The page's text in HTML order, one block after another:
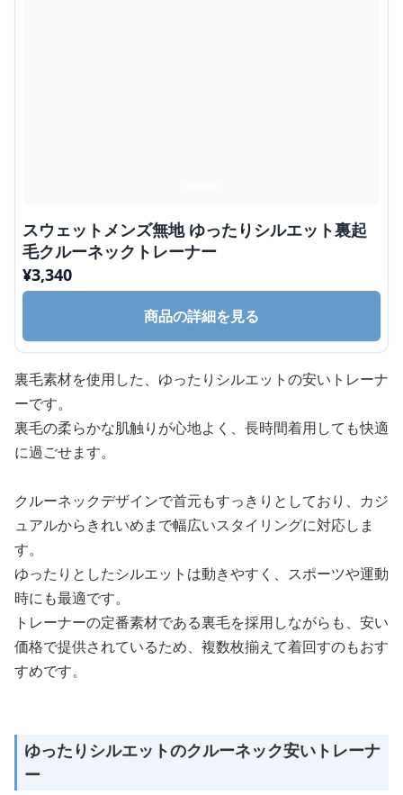
スウェットメンズ無地 ゆったりシルエット裏起
毛クルーネックトレーナー
¥3,340
商品の詳細を見る
裏毛素材を使用した、ゆったりシルエットの安いトレーナ
ーです。
裏毛の柔らかな肌触りが心地よく、長時間着用しても快適
に過ごせます。
クルーネックデザインで首元もすっきりとしており、カジ
ュアルからきれいめまで幅広いスタイリングに対応しま
す。
ゆったりとしたシルエットは動きやすく、スポーツや運動
時にも最適です。
トレーナーの定番素材である裏毛を採用しながらも、安い
価格で提供されているため、複数枚揃えて着回すのもおす
すめです。
ゆったりシルエットのクルーネック安いトレーナ
ー